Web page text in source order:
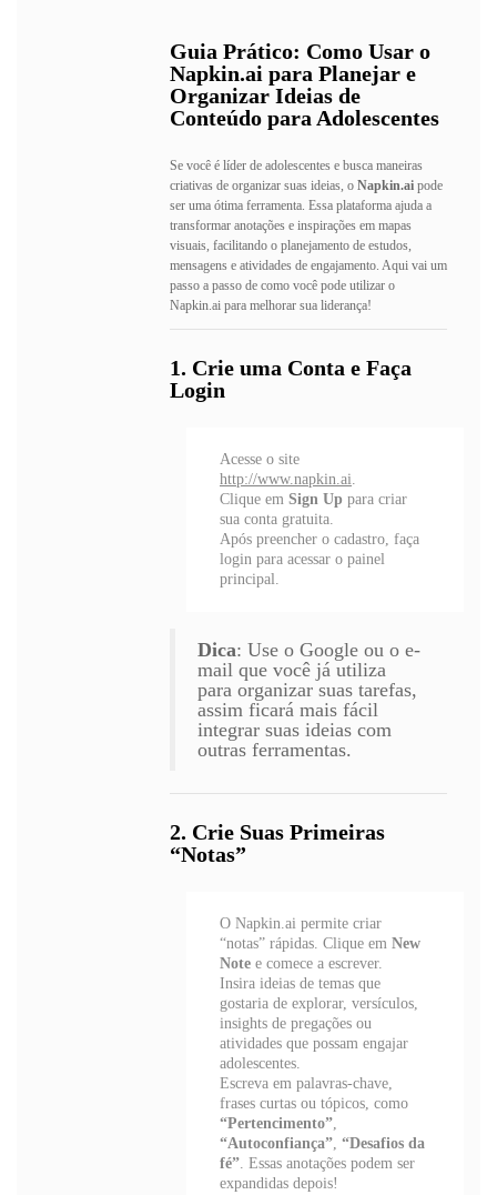
Guia Prático: Como Usar o
Napkin.ai para Planejar e
Organizar Ideias de
Conteúdo para Adolescentes
Se você é líder de adolescentes e busca maneiras
criativas de organizar suas ideias, o Napkin.ai pode
ser uma ótima ferramenta. Essa plataforma ajuda a
transformar anotações e inspirações em mapas
visuais, facilitando o planejamento de estudos,
mensagens e atividades de engajamento. Aqui vai um
passo a passo de como você pode utilizar o
Napkin.ai para melhorar sua liderança!
1. Crie uma Conta e Faça
Login
Acesse o site
http://www.napkin.ai.
Clique em Sign Up para criar
sua conta gratuita.
Após preencher o cadastro, faça
login para acessar o painel
principal.
Dica: Use o Google ou o e-
mail que você já utiliza
para organizar suas tarefas,
assim ficará mais fácil
integrar suas ideias com
outras ferramentas.
2. Crie Suas Primeiras
“Notas”
O Napkin.ai permite criar
“notas” rápidas. Clique em New
Note e comece a escrever.
Insira ideias de temas que
gostaria de explorar, versículos,
insights de pregações ou
atividades que possam engajar
adolescentes.
Escreva em palavras-chave,
frases curtas ou tópicos, como
“Pertencimento”,
“Autoconfiança”, “Desafios da
fé”. Essas anotações podem ser
expandidas depois!